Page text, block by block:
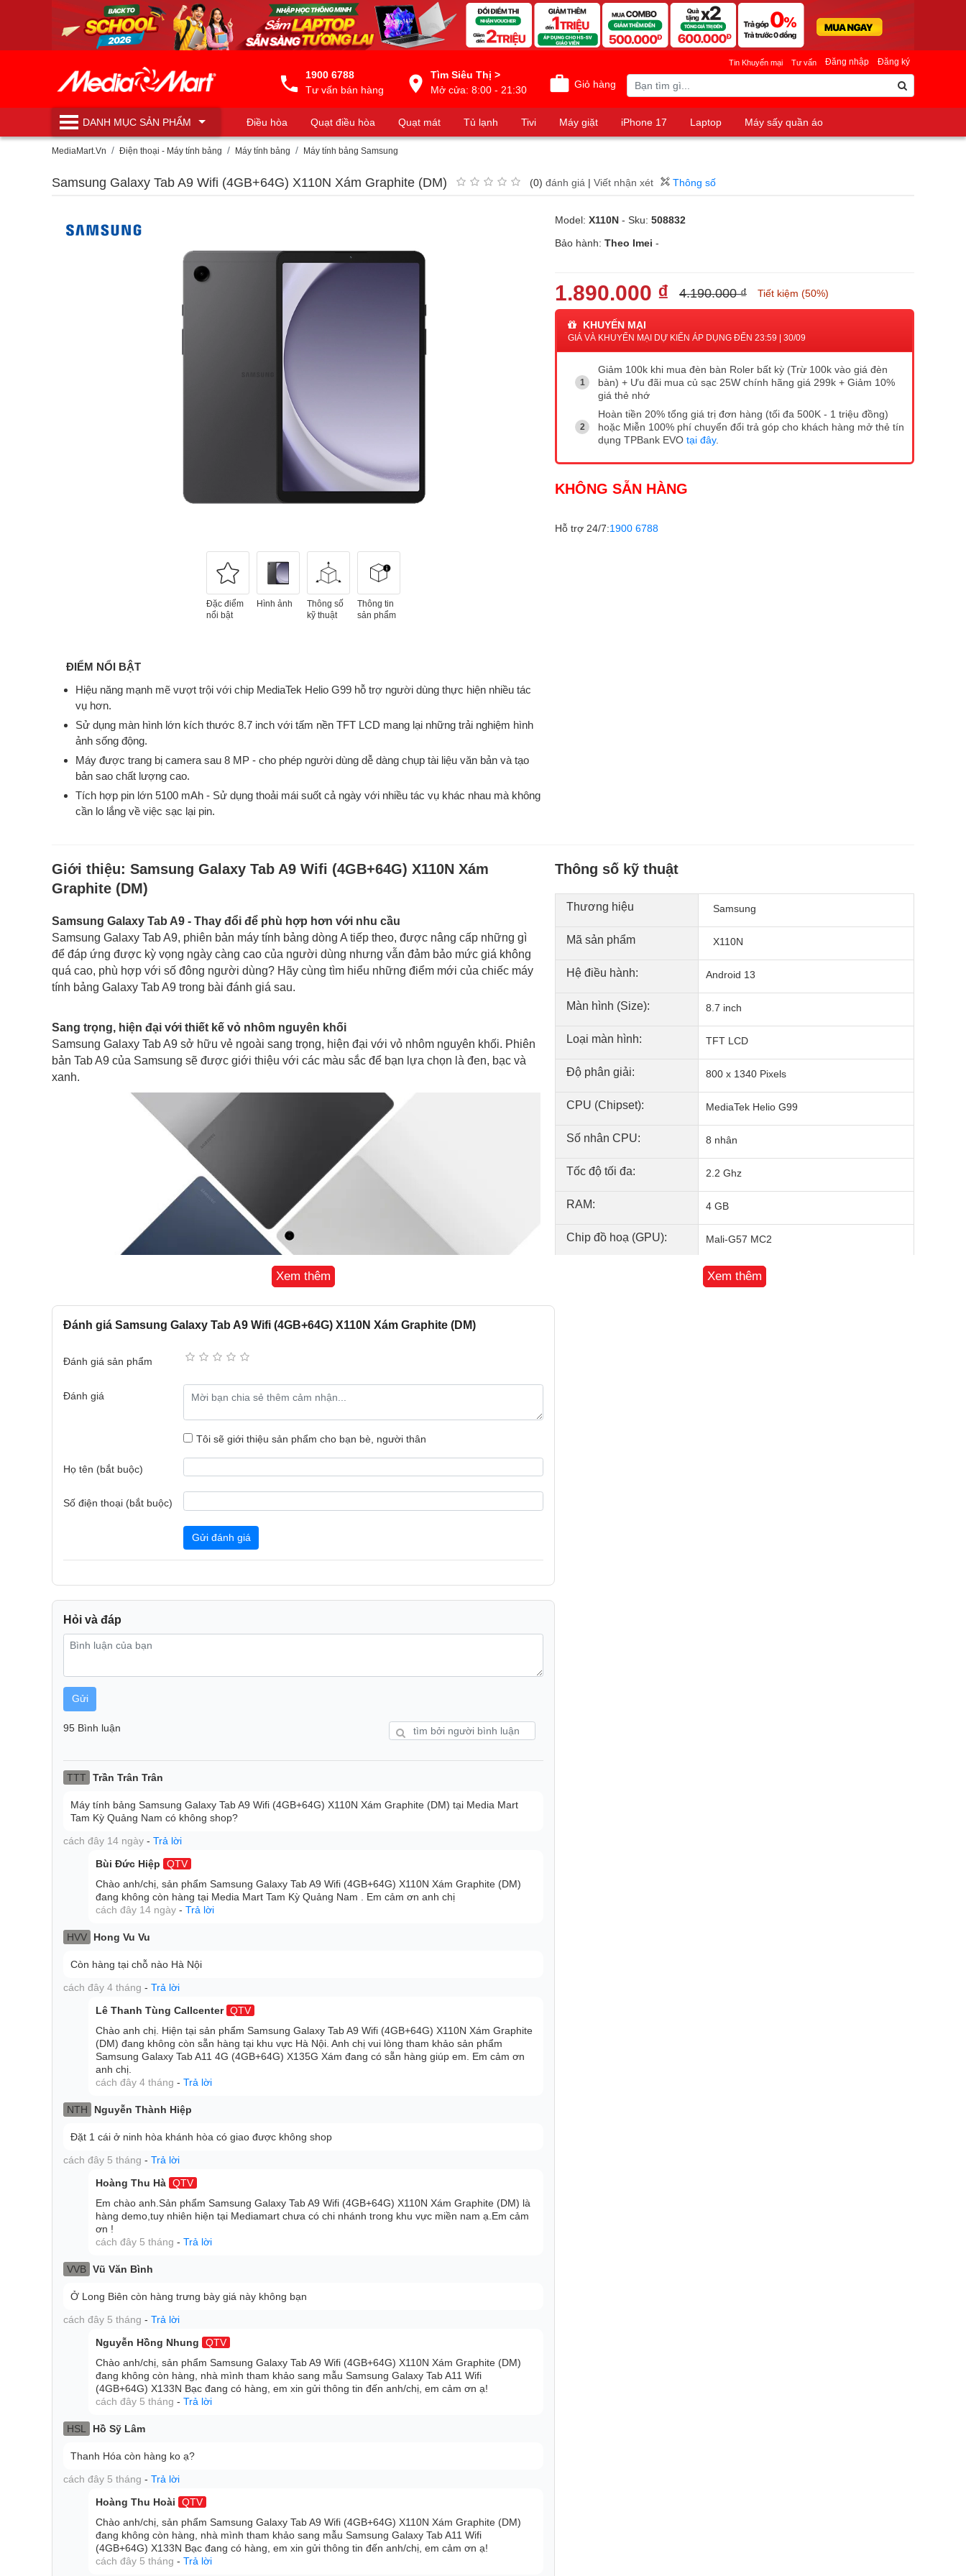
1900 6788
Tư vấn bán hàng
Tìm Siêu Thị >
Mở cửa: 8:00 - 21:30
Giỏ hàng
Đăng nhập Đăng ký
Tin Khuyến mại Tư vấn
DANH MỤCSẢN PHẨM Điều hòa Quạt điều hòa Quạt mát Tủ lạnh Tivi Máy giặt iPhone 17 Laptop
Máy sấy quần áo
Máy lọc nước
MediaMart.Vn Điện thoại - Máy tính bảng Máy tính bảng Máy tính bảng Samsung
Samsung Galaxy Tab A9 Wifi (4GB+64G) X110N Xám Graphite (DM) (0) đánh giá | Viết nhận xét Thông số
Đặc điểm
nổi bật
Hình ảnh
Thông số
kỹ thuật
Thông tin
sản phẩm
ĐIỂM NỔI BẬT
Hiệu năng mạnh mẽ vượt trội với chip MediaTek Helio G99 hỗ trợ người dùng thực hiện nhiều tác
vụ hơn.
Sử dụng màn hình lớn kích thước 8.7 inch với tấm nền TFT LCD mang lại những trải nghiệm hình
ảnh sống động.
Máy được trang bị camera sau 8 MP - cho phép người dùng dễ dàng chụp tài liệu văn bản và tạo
bản sao chất lượng cao.
Tích hợp pin lớn 5100 mAh - Sử dụng thoải mái suốt cả ngày với nhiều tác vụ khác nhau mà không
cần lo lắng về việc sạc lại pin.
Model: X110N - Sku: 508832
Bảo hành: Theo Imei -
1.890.000 ₫ 4.190.000 ₫ Tiết kiệm (50%)
KHUYẾN MẠI
GIÁ VÀ KHUYẾN MẠI DỰ KIẾN ÁP DỤNG ĐẾN 23:59 | 30/09
Giảm 100k khi mua đèn bàn Roler bất kỳ (Trừ 100k vào giá đèn
bàn) + Ưu đãi mua củ sạc 25W chính hãng giá 299k + Giảm 10%
giá thẻ nhớ
Hoàn tiền 20% tổng giá trị đơn hàng (tối đa 500K - 1 triệu đồng)
hoặc Miễn 100% phí chuyển đổi trả góp cho khách hàng mở thẻ tín
dụng TPBank EVO tại đây.
KHÔNG SẴN HÀNG
Hỗ trợ 24/7:1900 6788
Giới thiệu: Samsung Galaxy Tab A9 Wifi (4GB+64G) X110N Xám
Graphite (DM)
Samsung Galaxy Tab A9 - Thay đổi để phù hợp hơn với nhu cầu
Samsung Galaxy Tab A9, phiên bản máy tính bảng dòng A tiếp theo, được nâng cấp những gì
để đáp ứng được kỳ vọng ngày càng cao của người dùng nhưng vẫn đảm bảo mức giá không
quá cao, phù hợp với số đông người dùng? Hãy cùng tìm hiểu những điểm mới của chiếc máy
tính bảng Galaxy Tab A9 trong bài đánh giá sau.
Sang trọng, hiện đại với thiết kế vỏ nhôm nguyên khối
Samsung Galaxy Tab A9 sở hữu vẻ ngoài sang trọng, hiện đại với vỏ nhôm nguyên khối. Phiên
bản Tab A9 của Samsung sẽ được giới thiệu với các màu sắc để bạn lựa chọn là đen, bạc và
xanh.
mỹ cao mà còn đồng thời có tác dụng rất lớn trong quá trình tản nhiệt, giúp cho chiếc Galaxy
Tab A9 luôn hoạt động một cách ổn định, tránh tình trạng giật, lag khi hoạt động trong thời gian
Màn hình lớn hơn, đáp ứng nhu cầu giải trí tốt hơn
nghiệm giải trí tốt nhờ kích thước màn hình IPS nằm ở mức 8.7 inch.
Không chỉ thay đổi về kích thước màn hình mà cả tỷ lệ hiển thị cũng được Samsung thay đổi
trên phiên bản mới. Chiếc máy tính bảng Samsung mới này đã áp dụng tỷ lệ tối ưu, giúp cho
các khung hình trở nên rộng hơn để bạn đắm chìm một cách trọn vẹn nhất vào thế giới trong
phim, game trên màn hình 60Hz.
Nâng cấp hiệu năng với chip Helio G99
chip Helio G99 tới từ MediaTek. Tuy không phải là con chip mới nhưng chip Helio G99 sẽ giúp
thiết bị cải thiện thời lượng pin tới 30% hiệu năng so với chip Helio G96 cũ.
Để cho các tác vụ được mượt mà, ổn định và con chip Helio G99 có thể hoạt động được tốt
nhất, Samsung còn đồng thời sở hữu dung lượng RAM từ 4GB RAM và ROM 64GB.
Cải thiện hệ thống camera
Hệ thống camera trên Samsung Galaxy Tab A9 cũng được cải thiện cả về “chất” và “lượng”.
Camera sau của máy tính bảng Galaxy Tab A9 giờ đây đã bao gồm một ống kính chính 8MP có
Không chỉ camera sau mà cả camera selfie của Samsung Galaxy Tab A9 cũng được nâng cấp.
Camera trước của thiết bị được trang bị cảm biến 2MP để mang tới chất lượng chụp selfie, gọi
video call chất lượng hơn.
Thời lượng sử dụng thoải mái hơn
Để thiết bị có thể hoạt động ổn định, Samsung còn trang bị cho mẫu máy tính bảng Galaxy Tab
hoàn toàn có thể sử dụng thiết bị cho hỗn hợp các tác vụ mà không cần lo lắng về vấn đề máy
nhanh hết pin.
Kể cả khi hết pin thì với công suất sạc lớn, thời gian sạc đầy pin của mẫu máy tính bảng này
Với những nâng cấp lớn về hiệu năng, chất lượng hiển thị, chụp hình, đặc biệt là sở hữu khả
năng kết nối wifi, tablet cùng giá bán không quá cao, Samsung Galaxy Tab A9 sẽ là mẫu máy
tính bảng mới, được nhiều người cân nhắc lựa chọn thay cho những thiết bị khác.
Xem thêm
Đánh giá Samsung Galaxy Tab A9 Wifi (4GB+64G) X110N Xám Graphite (DM)
Đánh giá sản phẩm
Đánh giá
Tôi sẽ giới thiệu sản phẩm cho bạn bè, người thân
Họ tên (bắt buộc)
Số điện thoại (bắt buộc)
Gửi đánh giá
Hỏi và đáp
Gửi
95 Bình luận
TTT Trần Trân Trân
Máy tính bảng Samsung Galaxy Tab A9 Wifi (4GB+64G) X110N Xám Graphite (DM) tại Media Mart
Tam Kỳ Quảng Nam có không shop?
cách đây 14 ngày - Trả lời
Bùi Đức Hiệp
QTV
Chào anh/chị, sản phẩm Samsung Galaxy Tab A9 Wifi (4GB+64G) X110N Xám Graphite (DM)
đang không còn hàng tại Media Mart Tam Kỳ Quảng Nam . Em cảm ơn anh chị
cách đây 14 ngày - Trả lời
HVV Hong Vu Vu
Còn hàng tại chỗ nào Hà Nội
cách đây 4 tháng - Trả lời
Lê Thanh Tùng Callcenter QTV
Chào anh chị. Hiện tại sản phẩm Samsung Galaxy Tab A9 Wifi (4GB+64G) X110N Xám Graphite
(DM) đang không còn sẵn hàng tại khu vực Hà Nội. Anh chị vui lòng tham khảo sản phẩm
Samsung Galaxy Tab A11 4G (4GB+64G) X135G Xám đang có sẵn hàng giúp em. Em cảm ơn
anh chị.
cách đây 4 tháng - Trả lời
NTH Nguyễn Thành Hiệp
Đặt 1 cái ở ninh hòa khánh hòa có giao được không shop
cách đây 5 tháng - Trả lời
Hoàng Thu Hà QTV
Em chào anh.Sản phẩm Samsung Galaxy Tab A9 Wifi (4GB+64G) X110N Xám Graphite (DM) là
hàng demo,tuy nhiên hiện tại Mediamart chưa có chi nhánh trong khu vực miền nam ạ.Em cảm
ơn !
cách đây 5 tháng - Trả lời
VVB Vũ Văn Bình
Ở Long Biên còn hàng trưng bày giá này không bạn
cách đây 5 tháng - Trả lời
Nguyễn Hồng Nhung
QTV
Chào anh/chị, sản phẩm Samsung Galaxy Tab A9 Wifi (4GB+64G) X110N Xám Graphite (DM)
đang không còn hàng, nhà mình tham khảo sang mẫu Samsung Galaxy Tab A11 Wifi
(4GB+64G) X133N Bạc đang có hàng, em xin gửi thông tin đến anh/chị, em cảm ơn ạ!
cách đây 5 tháng - Trả lời
HSL Hồ Sỹ Lâm
Thanh Hóa còn hàng ko ạ?
cách đây 5 tháng - Trả lời
Hoàng Thu Hoài
QTV
Chào anh/chị, sản phẩm Samsung Galaxy Tab A9 Wifi (4GB+64G) X110N Xám Graphite (DM)
đang không còn hàng, nhà mình tham khảo sang mẫu Samsung Galaxy Tab A11 Wifi
(4GB+64G) X133N Bạc đang có hàng, em xin gửi thông tin đến anh/chị, em cảm ơn ạ!
cách đây 5 tháng - Trả lời
Thông số kỹ thuật
Thương hiệu Samsung
Mã sản phẩm X110N
Hệ điều hành: Android 13
Màn hình (Size): 8.7 inch
Loại màn hình: TFT LCD
Độ phân giải: 800 x 1340 Pixels
CPU (Chipset): MediaTek Helio G99
Số nhân CPU: 8 nhân
Tốc độ tối đa: 2.2 Ghz
RAM: 4 GB
Chip đồ hoạ (GPU): Mali-G57 MC2
64 GB
Xem thêm